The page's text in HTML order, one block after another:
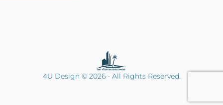
4U Design © 2026 - All Rights Reserved.